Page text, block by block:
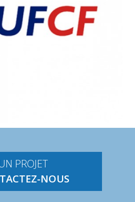
PROJET
NOUS